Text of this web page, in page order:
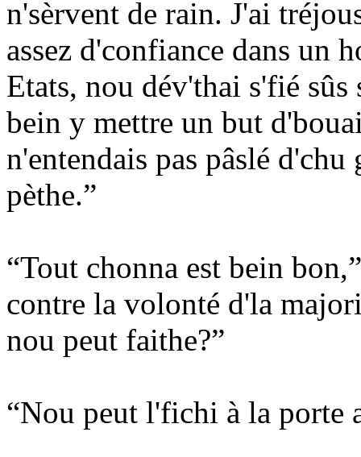
n'sèrvent de rain. J'ai
assez d'confiance dans un
Etats, nou dév'thai s'fié sûs
bein y mettre un but
n'entendais pas pâslé
pèthe.”
“Tout chonna est bein
contre la volonté d'la
nou peut faithe?”
“Nou peut l'fichi à la porte